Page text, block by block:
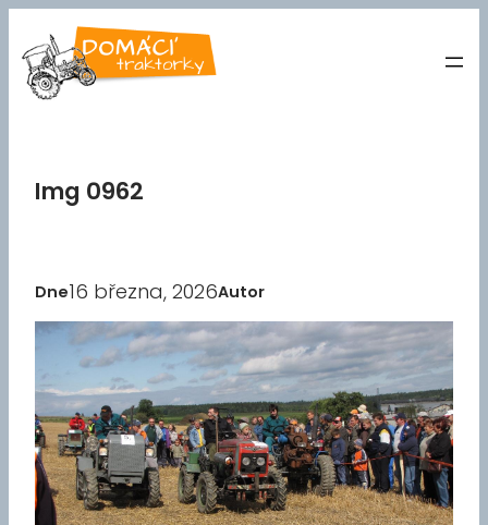
na
obsah
Img 0962
Dne16 března, 2026Autor